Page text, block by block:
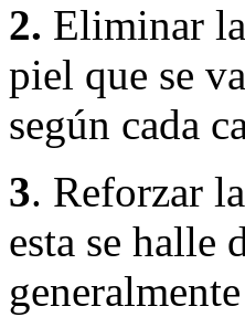
2. Eliminar
piel que se
según cada
3. Reforzar
esta se halle